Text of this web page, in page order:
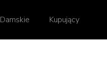
Damskie Kupujący